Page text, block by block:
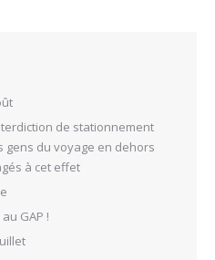
de stationnement
gens du voyage en dehors
à cet effet
GAP !